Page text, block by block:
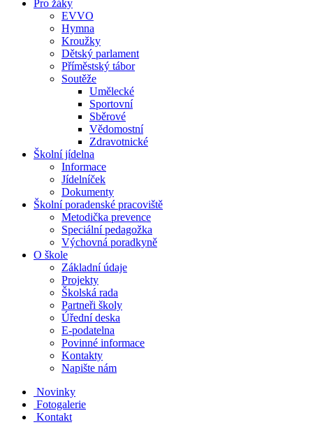
Pro žáky
EVVO
Hymna
Kroužky
Dětský parlament
Příměstský tábor
Soutěže
Umělecké
Sportovní
Sběrové
Vědomostní
Zdravotnické
Školní jídelna
Informace
Jídelníček
Dokumenty
Školní poradenské pracoviště
Metodička prevence
Speciální pedagožka
Výchovná poradkyně
O škole
Základní údaje
Projekty
Školská rada
Partneři školy
Úřední deska
E-podatelna
Povinné informace
Kontakty
Napište nám
Novinky
Fotogalerie
Kontakt